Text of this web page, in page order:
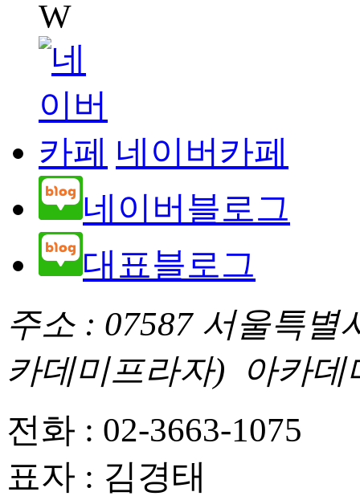
W
네이버카페
네이버블로그
대표블로그
주소 : 07587 서울특별
카데미프라자) 아카데
전화 : 02-3663-
표자 : 김경태